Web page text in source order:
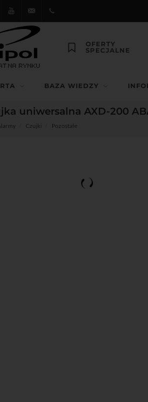
Youtube dipol@dipol.com.pl
OFERTY
SPECJALNE
BAZA WIEDZY
uniwersalna AXD-200
Czujki Pozostałe